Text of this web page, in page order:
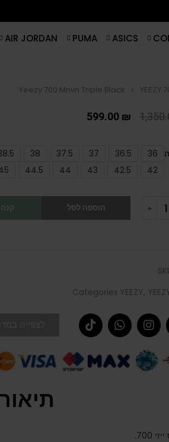
ASICS
PUMA
AIR JORDAN
YEEZY
Yeezy 700 Mnvn Triple Black
599.00 ₪
36
36.5
37
37.5
38
42
42.5
43
44
44.5
הוספה לסל
Categories YEEZY,
תיאור
700.